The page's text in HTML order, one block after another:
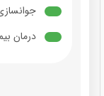
درمان